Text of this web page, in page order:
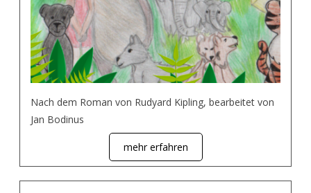
Nach dem Roman von Rudyard Kipling, bearbeitet von
Jan Bodinus
mehr erfahren